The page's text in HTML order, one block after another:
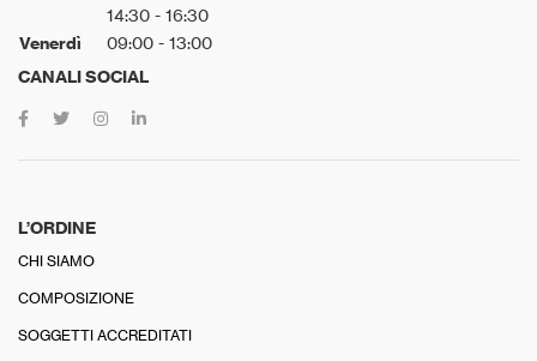
14:30 - 16:30
Venerdì 09:00 - 13:00
CANALI SOCIAL
L’ORDINE
CHI SIAMO
COMPOSIZIONE
SOGGETTI ACCREDITATI